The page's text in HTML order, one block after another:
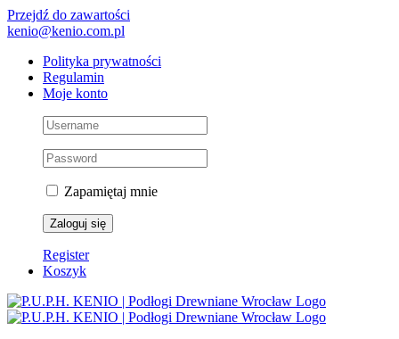
Przejdź do zawartości
kenio@kenio.com.pl
Polityka prywatności
Regulamin
Moje konto
Zapamiętaj mnie
Register
Koszyk